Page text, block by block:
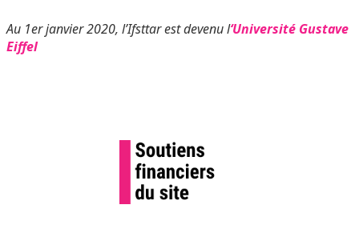
Au 1er janvier 2020, l’Ifsttar est devenu l‘Université Gustave
Eiffel